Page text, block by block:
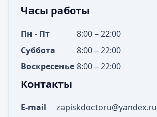
Часы работы
Пн - Пт
8:00 – 22:00
Суббота
8:00 – 22:00
Воскресенье 8:00 – 22:00
Контакты
E-mail zapiskdoctoru@yandex.ru